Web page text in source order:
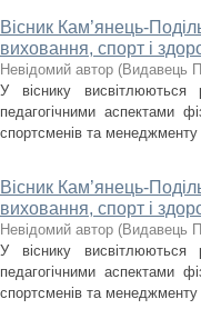
Вісник Кам’янець-
виховання, спорт і
Невідомий автор (Видавець
У віснику
педагогічними аспектами
спортсменів та
Вісник Кам’янець-
виховання, спорт і
Невідомий автор (Видавець
У віснику
педагогічними аспектами
спортсменів та